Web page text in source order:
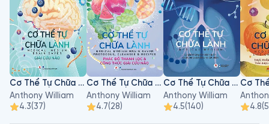
Cơ Thể Tự Chữa Lành - Tập 7
Anthony William
4.3(37)
Cơ Thể Tự Chữa Lành - Tập 8
Anthony William
4.7(28)
Cơ Thể Tự Chữa Lành - Tập 1
Anthony William
4.5(140)
4.8(